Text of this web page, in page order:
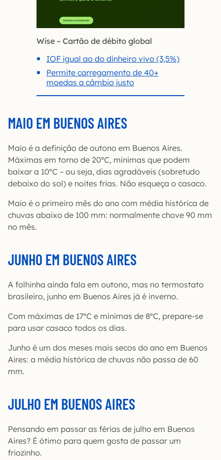
Wise – Cartão de débito global
IOF igual ao do dinheiro vivo (3,5%)
Permite carregamento de 40+
moedas a câmbio justo
MAIO EM BUENOS AIRES
Maio é a definição de outono em Buenos Aires.
Máximas em torno de 20ºC, mínimas que podem
baixar a 10ºC – ou seja, dias agradáveis (sobretudo
debaixo do sol) e noites frias. Não esqueça o casaco.
Maio é o primeiro mês do ano com média histórica de
chuvas abaixo de 100 mm: normalmente chove 90 mm
no mês.
JUNHO EM BUENOS AIRES
A folhinha ainda fala em outono, mas no termostato
brasileiro, junho em Buenos Aires já é inverno.
Com máximas de 17ºC e mínimas de 8ºC, prepare-se
para usar casaco todos os dias.
Junho é um dos meses mais secos do ano em Buenos
Aires: a média histórica de chuvas não passa de 60
mm.
JULHO EM BUENOS AIRES
Pensando em passar as férias de julho em Buenos
Aires? É ótimo para quem gosta de passar um
friozinho.